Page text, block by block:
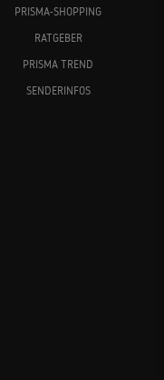
PRISMA-SHOPPING
RATGEBER
PRISMA TREND
SENDERINFOS